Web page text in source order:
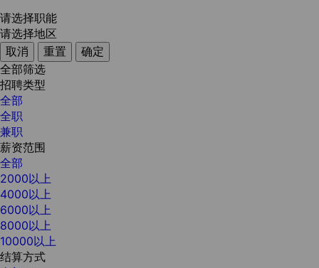
请选择职能
请选择地区
取消
重置
确定
全部筛选
招聘类型
全部
全职
兼职
薪资范围
全部
2000以上
4000以上
6000以上
8000以上
10000以上
结算方式